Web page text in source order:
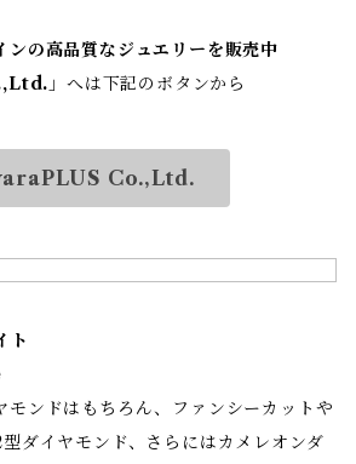
ンの高品質なジュエリーを販売中
」へは下記のボタンから
Co.,Ltd.
ト
ンドはもちろん、ファンシーカットや
ダイヤモンド、さらにはカメレオンダ